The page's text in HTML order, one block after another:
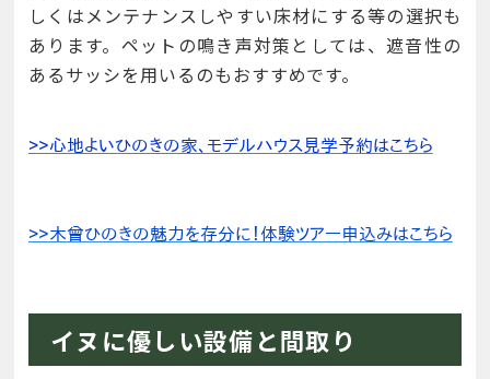
しくはメンテナンスしやすい床材にする等の選択も
あります。ペットの鳴き声対策としては、遮音性の
あるサッシを用いるのもおすすめです。
イヌに優しい設備と間取り